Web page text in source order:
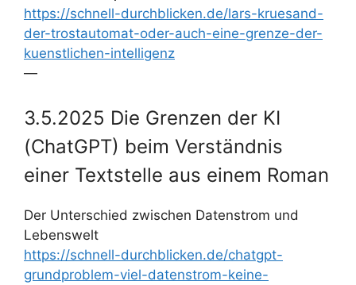
https://schnell-durchblicken.de/lars-kruesand-
der-trostautomat-oder-auch-eine-grenze-der-
kuenstlichen-intelligenz
—
3.5.2025 Die Grenzen der KI
(ChatGPT) beim Verständnis
einer Textstelle aus einem Roman
Der Unterschied zwischen Datenstrom und
Lebenswelt
https://schnell-durchblicken.de/chatgpt-
grundproblem-viel-datenstrom-keine-